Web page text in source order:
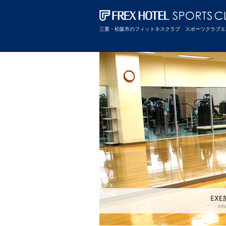
三重・松阪市のフィットネスクラブ スポーツクラブ